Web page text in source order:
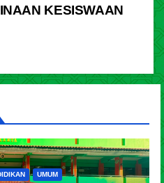
KESISWAAN
UMUM